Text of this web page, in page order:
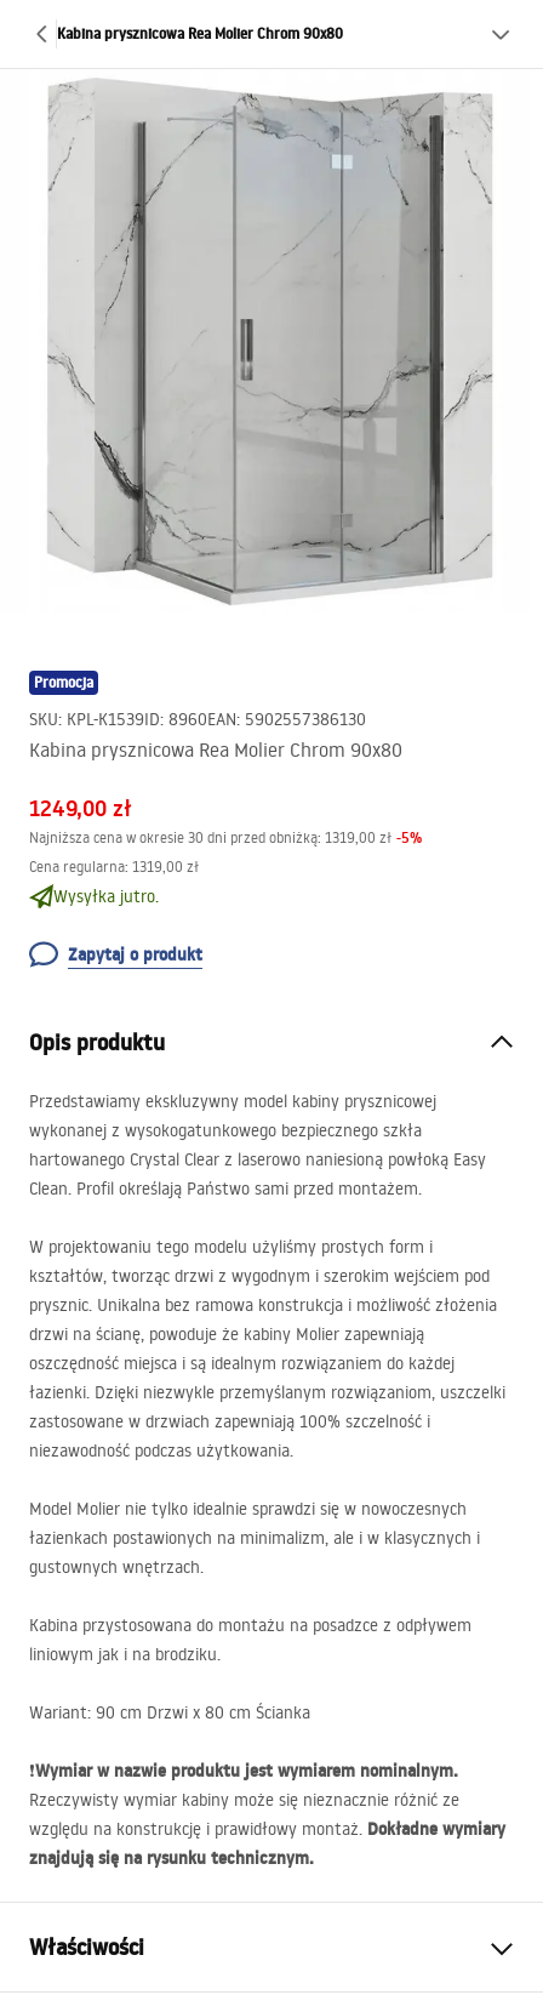
Kabina prysznicowa Rea Molier Chrom 90x80
Promocja
SKU: KPL-K1539ID: 8960EAN: 5902557386130
Kabina prysznicowa Rea Molier Chrom 90x80
1249,00 zł
Najniższa cena w okresie 30 dni przed obniżką: 1319,00 zł -5%
Cena regularna: 1319,00 zł
Wysyłka jutro.
Zapytaj o produkt
Opis produktu
Przedstawiamy ekskluzywny model kabiny prysznicowej
wykonanej z wysokogatunkowego bezpiecznego szkła
hartowanego Crystal Clear z laserowo naniesioną powłoką Easy
Clean. Profil określają Państwo sami przed montażem.
W projektowaniu tego modelu użyliśmy prostych form i
kształtów, tworząc drzwi z wygodnym i szerokim wejściem pod
prysznic. Unikalna bez ramowa konstrukcja i możliwość złożenia
drzwi na ścianę, powoduje że kabiny Molier zapewniają
oszczędność miejsca i są idealnym rozwiązaniem do każdej
łazienki. Dzięki niezwykle przemyślanym rozwiązaniom, uszczelki
zastosowane w drzwiach zapewniają 100% szczelność i
niezawodność podczas użytkowania.
Model Molier nie tylko idealnie sprawdzi się w nowoczesnych
łazienkach postawionych na minimalizm, ale i w klasycznych i
gustownych wnętrzach.
Kabina przystosowana do montażu na posadzce z odpływem
liniowym jak i na brodziku.
Wariant: 90 cm Drzwi x 80 cm Ścianka
❗Wymiar w nazwie produktu jest wymiarem nominalnym.
Rzeczywisty wymiar kabiny może się nieznacznie różnić ze
względu na konstrukcję i prawidłowy montaż. Dokładne wymiary
znajdują się na rysunku technicznym.
Właściwości